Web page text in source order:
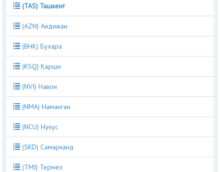
(TAS) Ташкент
(AZN) Андижан
(BHK) Бухара
(KSQ) Карши
(NVI) Навои
(NMA) Наманган
(NCU) Нукус
(SKD) Самарканд
(TMJ) Термез